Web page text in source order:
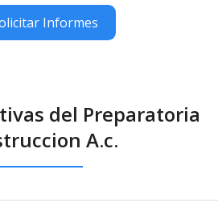
Informes
del Preparatoria
A.c.